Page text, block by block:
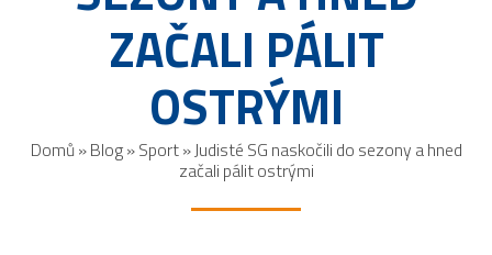
ZAČALI PÁLIT
OSTRÝMI
Domů »Blog»Sport»Judisté SG naskočili do sezony a hned
začali pálit ostrými